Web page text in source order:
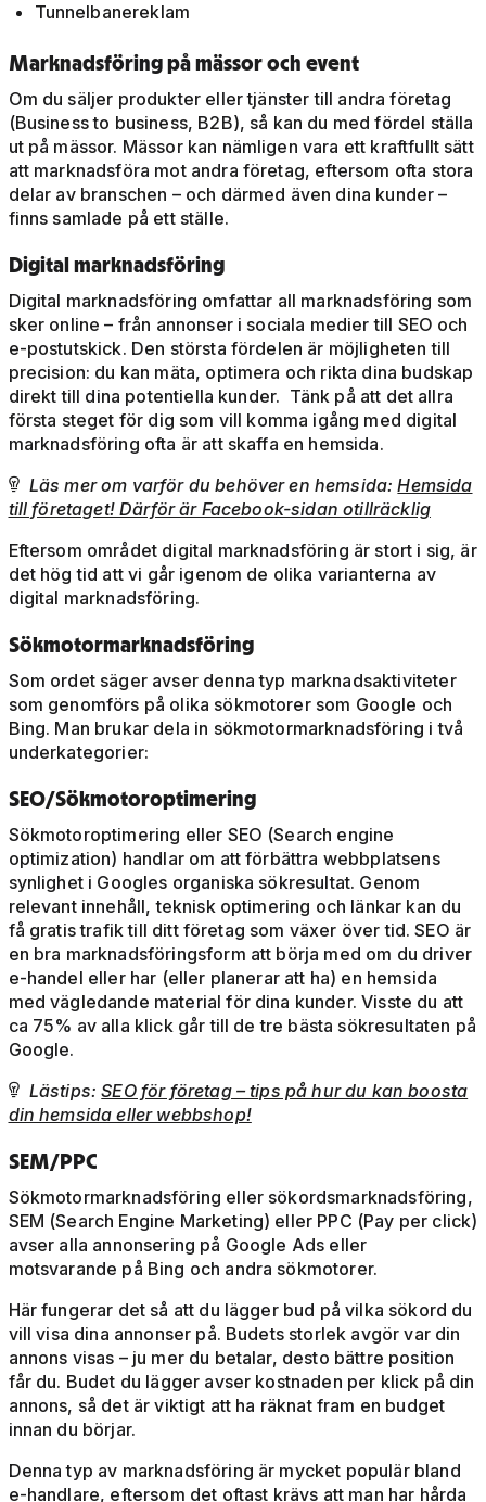
Tunnelbanereklam
Marknadsföring på mässor och event
Om du säljer produkter eller tjänster till andra företag
(Business to business, B2B), så kan du med fördel ställa
ut på mässor. Mässor kan nämligen vara ett kraftfullt sätt
att marknadsföra mot andra företag, eftersom ofta stora
delar av branschen – och därmed även dina kunder –
finns samlade på ett ställe.
Digital marknadsföring
Digital marknadsföring omfattar all marknadsföring som
sker online – från annonser i sociala medier till SEO och
e-postutskick. Den största fördelen är möjligheten till
precision: du kan mäta, optimera och rikta dina budskap
direkt till dina potentiella kunder. Tänk på att det allra
första steget för dig som vill komma igång med digital
marknadsföring ofta är att skaffa en hemsida.
 Läs mer om varför du behöver en hemsida:Hemsida
till företaget! Därför är Facebook-sidan otillräcklig
Eftersom området digital marknadsföring är stort i sig, är
det hög tid att vi går igenom de olika varianterna av
digital marknadsföring.
Sökmotormarknadsföring
Som ordet säger avser denna typ marknadsaktiviteter
som genomförs på olika sökmotorer som Google och
Bing. Man brukar dela in sökmotormarknadsföring i två
underkategorier:
SEO/Sökmotoroptimering
Sökmotoroptimering eller SEO (Search engine
optimization) handlar om att förbättra webbplatsens
synlighet i Googles organiska sökresultat. Genom
relevant innehåll, teknisk optimering och länkar kan du
få gratis trafik till ditt företag som växer över tid. SEO är
en bra marknadsföringsform att börja med om du driver
e-handel eller har (eller planerar att ha) en hemsida
med vägledande material för dina kunder. Visste du att
ca 75% av alla klick går till de tre bästa sökresultaten på
Google.
 Lästips:SEO för företag – tips på hur du kan boosta
din hemsida eller webbshop!
SEM/PPC
Sökmotormarknadsföring eller sökordsmarknadsföring,
SEM (Search Engine Marketing) eller PPC (Pay per click)
avser alla annonsering på Google Ads eller
motsvarande på Bing och andra sökmotorer.
Här fungerar det så att du lägger bud på vilka sökord du
vill visa dina annonser på. Budets storlek avgör var din
annons visas – ju mer du betalar, desto bättre position
får du. Budet du lägger avser kostnaden per klick på din
annons, så det är viktigt att ha räknat fram en budget
innan du börjar.
Denna typ av marknadsföring är mycket populär bland
e-handlare, eftersom det oftast krävs att man har hårda